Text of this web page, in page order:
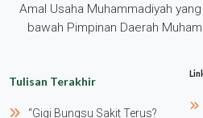
Amal Usaha Muhammadiyah
bawah Pimpinan Daerah
Tulisan Terakhir
“gigi Bungsu Sakit Terus?